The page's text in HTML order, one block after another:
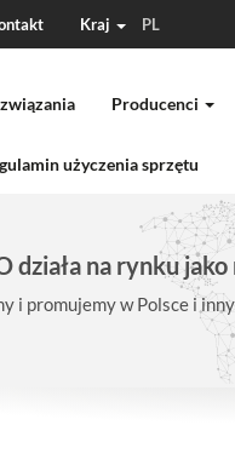
Kraj PL
Producenci
użyczenia sprzętu
działa na rynku
i promujemy w Polsce i